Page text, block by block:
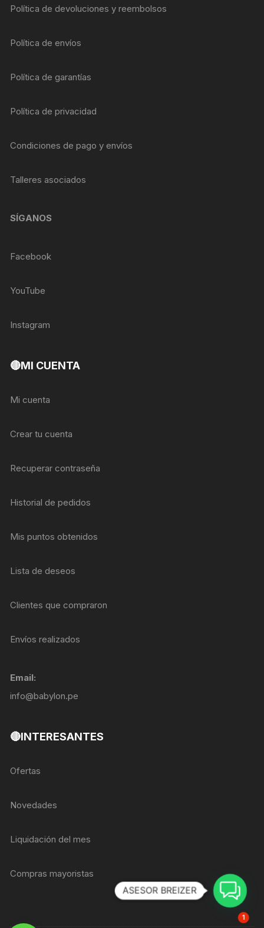
Política de devoluciones y reembolsos
Política de envíos
Política de garantías
Política de privacidad
Condiciones de pago y envíos
Talleres asociados
SÍGANOS
Facebook
YouTube
Instagram
🔴MI CUENTA
Mi cuenta
Crear tu cuenta
Recuperar contraseña
Historial de pedidos
Mis puntos obtenidos
Lista de deseos
Clientes que compraron
Envíos realizados
Email:
info@babylon.pe
🔴INTERESANTES
Ofertas
Novedades
Liquidación del mes
Compras mayoristas
ASESOR BREIZER
1